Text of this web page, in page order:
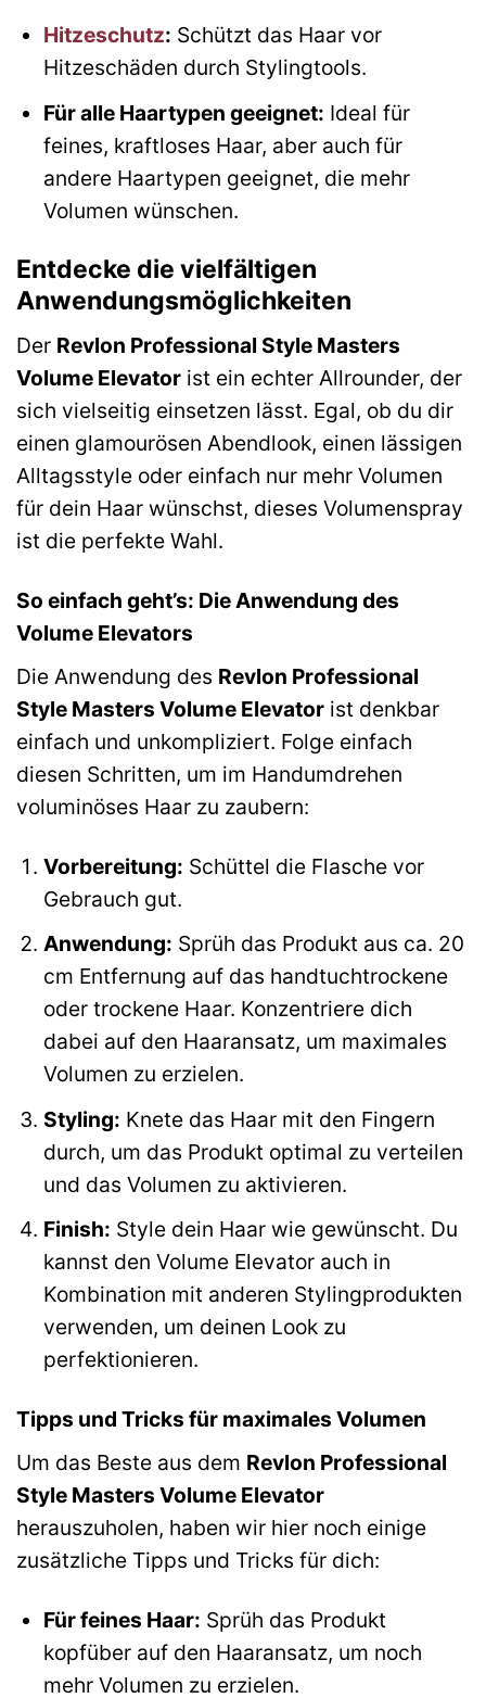
Hitzeschutz: Schützt das Haar vor
Hitzeschäden durch Stylingtools.
Für alle Haartypen geeignet: Ideal für
feines, kraftloses Haar, aber auch für
andere Haartypen geeignet, die mehr
Volumen wünschen.
Entdecke die vielfältigen
Anwendungsmöglichkeiten
Der Revlon Professional Style Masters
Volume Elevator ist ein echter Allrounder, der
sich vielseitig einsetzen lässt. Egal, ob du dir
einen glamourösen Abendlook, einen lässigen
Alltagsstyle oder einfach nur mehr Volumen
für dein Haar wünschst, dieses Volumenspray
ist die perfekte Wahl.
So einfach geht’s: Die Anwendung des
Volume Elevators
Die Anwendung des Revlon Professional
Style Masters Volume Elevator ist denkbar
einfach und unkompliziert. Folge einfach
diesen Schritten, um im Handumdrehen
voluminöses Haar zu zaubern:
Vorbereitung: Schüttel die Flasche vor
Gebrauch gut.
Anwendung: Sprüh das Produkt aus ca. 20
cm Entfernung auf das handtuchtrockene
oder trockene Haar. Konzentriere dich
dabei auf den Haaransatz, um maximales
Volumen zu erzielen.
Styling: Knete das Haar mit den Fingern
durch, um das Produkt optimal zu verteilen
und das Volumen zu aktivieren.
Finish: Style dein Haar wie gewünscht. Du
kannst den Volume Elevator auch in
Kombination mit anderen Stylingprodukten
verwenden, um deinen Look zu
perfektionieren.
Tipps und Tricks für maximales Volumen
Um das Beste aus dem Revlon Professional
Style Masters Volume Elevator
herauszuholen, haben wir hier noch einige
zusätzliche Tipps und Tricks für dich:
Für feines Haar: Sprüh das Produkt
kopfüber auf den Haaransatz, um noch
mehr Volumen zu erzielen.